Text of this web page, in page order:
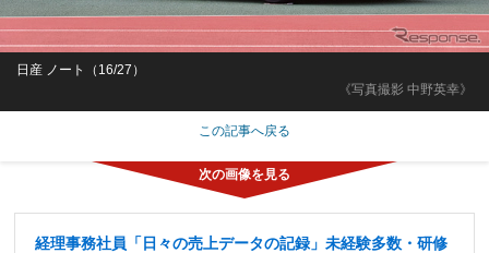
《写真撮影 中野英幸》
日産 ノート（16/27）
この記事へ戻る
経理事務社員「日々の売上データの記録」未経験多数・研修